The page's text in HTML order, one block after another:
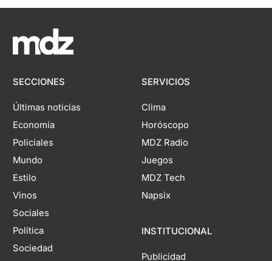
SECCIONES
Últimas noticias
Economía
Policiales
Mundo
Estilo
Vinos
Sociales
Política
Sociedad
SERVICIOS
Clima
Horóscopo
MDZ Radio
Juegos
MDZ Tech
Napsix
INSTITUCIONAL
Publicidad